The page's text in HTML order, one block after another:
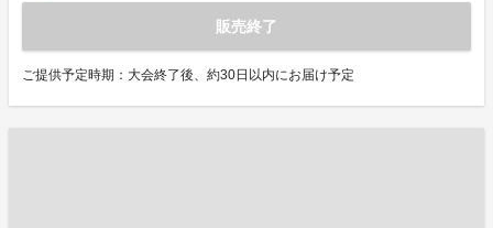
販売終了
ご提供予定時期：大会終了後、約30日以内にお届け予定